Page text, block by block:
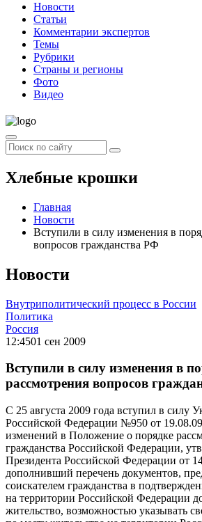
Новости
Статьи
Комментарии экспертов
Темы
Рубрики
Страны и регионы
Фото
Видео
Хлебные крошки
Главная
Новости
Вступили в силу изменения в
вопросов гражданства РФ
Новости
Внутриполитический процесс в России
Политика
Россия
12:4501 сен 2009
Вступили в силу изменения в
рассмотрения вопросов
С 25 августа 2009 года вступил в силу
Российской Федерации №950 от
изменений в Положение о порядке
гражданства Российской Федерации,
Президента Российской Федерации от
дополнивший перечень документов,
соискателем гражданства в
на территории Российской Федерации
жительство, возможностью указывать